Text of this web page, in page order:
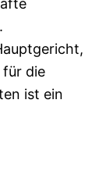
für die
ist ein